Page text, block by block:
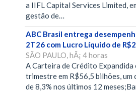
a IIFL Capital Services Limited,
gestão de…
ABC Brasil entrega
2T26 com Lucro Líquido de
SÃO PAULO, hÃ¡ 4 horas
A Carteira de Crédito Expandida
trimestre em R$56,5 bilhões, um
de 8,3% nos últimos 12